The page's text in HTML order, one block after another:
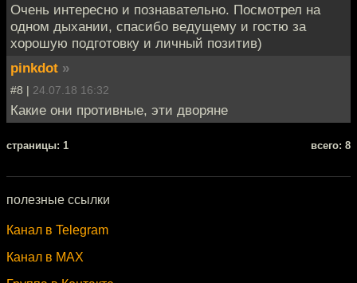
Очень интересно и познавательно. Посмотрел на
одном дыхании, спасибо ведущему и гостю за
хорошую подготовку и личный позитив)
pinkdot »
#8 | 24.07.18 16:32
Какие они противные, эти дворяне
cтраницы: 1 всего: 8
полезные ссылки
Канал в Telegram
Канал в MAX